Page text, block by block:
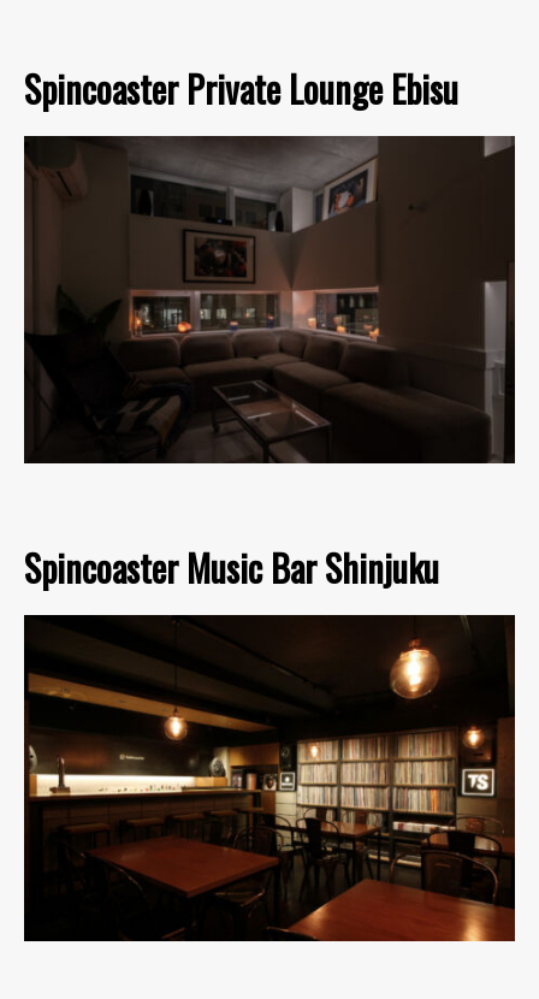
Spincoaster Private Lounge Ebisu
Spincoaster Music Bar Shinjuku